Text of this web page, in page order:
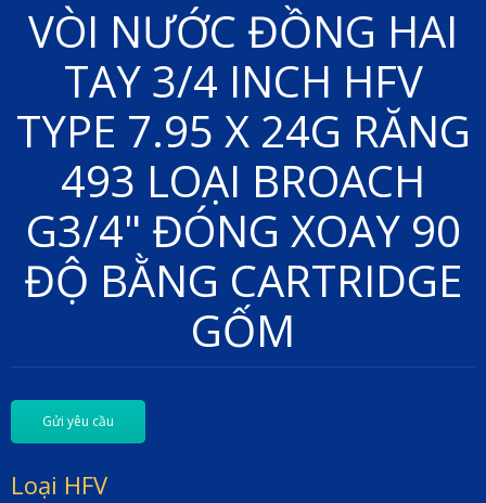
VÒI NƯỚC ĐỒNG HAI
TAY 3/4 INCH HFV
TYPE 7.95 X 24G RĂNG
493 LOẠI BROACH
G3/4" ĐÓNG XOAY 90
ĐỘ BẰNG CARTRIDGE
GỐM
Gửi yêu cầu
Loại HFV